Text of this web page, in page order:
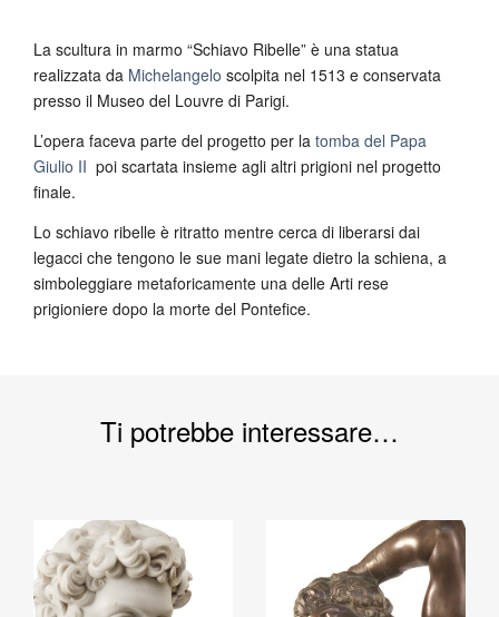
La scultura in marmo “Schiavo Ribelle” è una statua
realizzata da Michelangelo scolpita nel 1513 e conservata
presso il Museo del Louvre di Parigi.
L’opera faceva parte del progetto per la tomba del Papa
Giulio II poi scartata insieme agli altri prigioni nel progetto
finale.
Lo schiavo ribelle è ritratto mentre cerca di liberarsi dai
legacci che tengono le sue mani legate dietro la schiena, a
simboleggiare metaforicamente una delle Arti rese
prigioniere dopo la morte del Pontefice.
Ti potrebbe interessare…